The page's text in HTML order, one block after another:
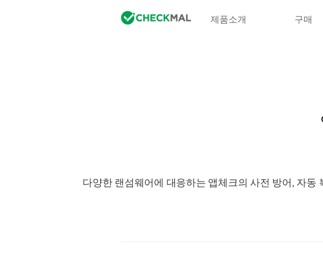
제품소개 구매
다양한 랜섬웨어에 대응하는 앱체크의 사전 방어, 자